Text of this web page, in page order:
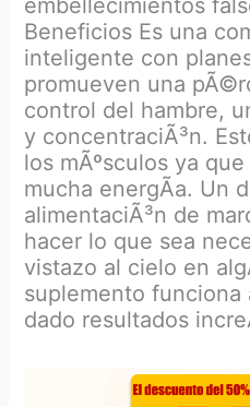
embellecimientos
Beneficios Es una
inteligente con
promueven una
control del hambre,
y concentraciÃ³n.
los mÃºsculos ya
mucha energÃ­a. Un
alimentaciÃ³n de
hacer lo que sea
vistazo al cielo en
suplemento funciona
dado resultados